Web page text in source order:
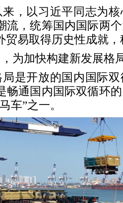
，以习近平同志为
流，统筹国内国际两
贸易取得历史性成就
为加快构建新发展格
是开放的国内国际
畅通国内国际双循环
车”之一。